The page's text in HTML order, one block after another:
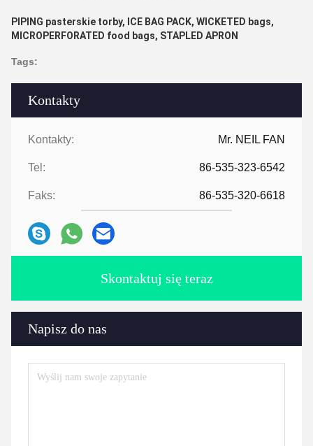
Kontakty
Kontakty: Mr. NEIL FAN
Tel: 86-535-323-6542
Faks: 86-535-320-6618
Skontaktuj się teraz
Napisz do nas
PIPING pasterskie torby, ICE BAG PACK, WICKETED bags,
MICROPERFORATED food bags, STAPLED APRON
Tags: